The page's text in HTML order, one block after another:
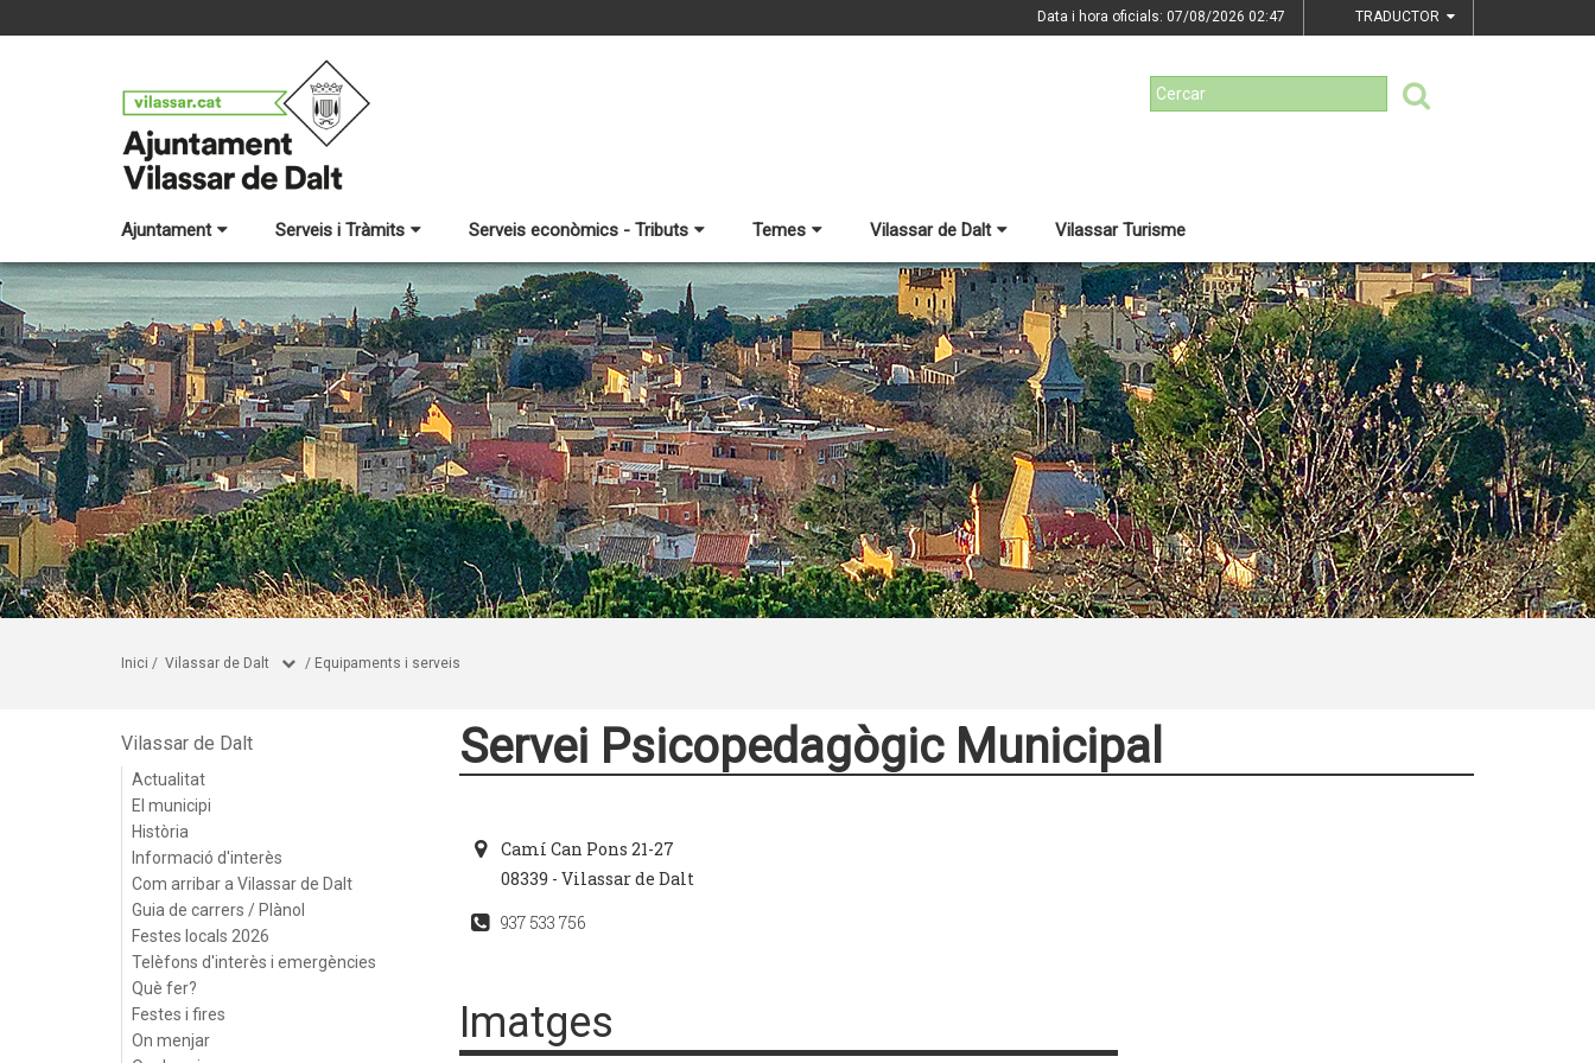
Data i hora oficials: 07/08/2026 02:47 TRADUCTOR
Ajuntament Serveis i Tràmits Serveis econòmics - Tributs Temes Vilassar de Dalt Vilassar Turisme
Inici / Vilassar de Dalt / Equipaments i serveis
Vilassar de Dalt
Actualitat
El municipi
Història
Informació d'interès
Com arribar a Vilassar de Dalt
Guia de carrers / Plànol
Festes locals 2026
Telèfons d'interès i emergències
Què fer?
Festes i fires
On menjar
Servei Psicopedagògic Municipal
Camí Can Pons 21-27
08339 - Vilassar de Dalt
937 533 756
Imatges